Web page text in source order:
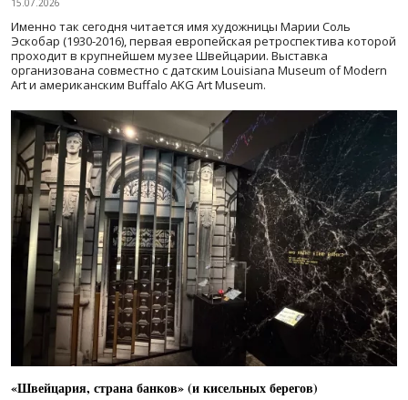
15.07.2026
Именно так сегодня читается имя художницы Марии Соль
Эскобар (1930-2016), первая европейская ретроспектива которой
проходит в крупнейшем музее Швейцарии. Выставка
организована совместно с датским Louisiana Museum of Modern
Art и американским Buffalo AKG Art Museum.
«Швейцария, страна банков» (и кисельных берегов)